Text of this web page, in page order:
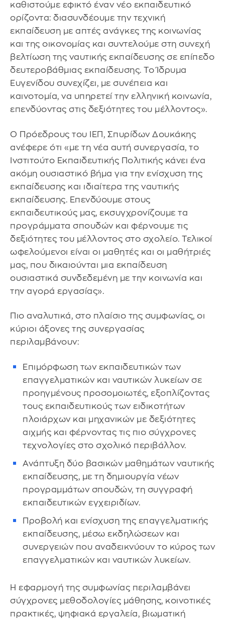
καθιστούμε εφικτό έναν νέο εκπαιδευτικό
ορίζοντα: διασυνδέουμε την τεχνική
εκπαίδευση με απτές ανάγκες της κοινωνίας
και της οικονομίας και συντελούμε στη συνεχή
βελτίωση της ναυτικής εκπαίδευσης σε επίπεδο
δευτεροβάθμιας εκπαίδευσης. Το Ίδρυμα
Ευγενίδου συνεχίζει, με συνέπεια και
καινοτομία, να υπηρετεί την ελληνική κοινωνία,
επενδύοντας στις δεξιότητες του μέλλοντος».
Ο Πρόεδρους του ΙΕΠ, Σπυρίδων Δουκάκης
ανέφερε ότι «με τη νέα αυτή συνεργασία, το
Ινστιτούτο Εκπαιδευτικής Πολιτικής κάνει ένα
ακόμη ουσιαστικό βήμα για την ενίσχυση της
εκπαίδευσης και ιδιαίτερα της ναυτικής
εκπαίδευσης. Επενδύουμε στους
εκπαιδευτικούς μας, εκσυγχρονίζουμε τα
προγράμματα σπουδών και φέρνουμε τις
δεξιότητες του μέλλοντος στο σχολείο. Τελικοί
ωφελούμενοι είναι οι μαθητές και οι μαθήτριές
μας, που δικαιούνται μια εκπαίδευση
ουσιαστικά συνδεδεμένη με την κοινωνία και
την αγορά εργασίας».
Πιο αναλυτικά, στο πλαίσιο της συμφωνίας, οι
κύριοι άξονες της συνεργασίας
περιλαμβάνουν:
Επιμόρφωση των εκπαιδευτικών των
επαγγελματικών και ναυτικών λυκείων σε
προηγμένους προσομοιωτές, εξοπλίζοντας
τους εκπαιδευτικούς των ειδικοτήτων
πλοιάρχων και μηχανικών με δεξιότητες
αιχμής και φέρνοντας τις πιο σύγχρονες
τεχνολογίες στο σχολικό περιβάλλον.
Ανάπτυξη δύο βασικών μαθημάτων ναυτικής
εκπαίδευσης, με τη δημιουργία νέων
προγραμμάτων σπουδών, τη συγγραφή
εκπαιδευτικών εγχειριδίων.
Προβολή και ενίσχυση της επαγγελματικής
εκπαίδευσης, μέσω εκδηλώσεων και
συνεργειών που αναδεικνύουν το κύρος των
επαγγελματικών και ναυτικών λυκείων.
Η εφαρμογή της συμφωνίας περιλαμβάνει
σύγχρονες μεθοδολογίες μάθησης, κοινοτικές
πρακτικές, ψηφιακά εργαλεία, βιωματική